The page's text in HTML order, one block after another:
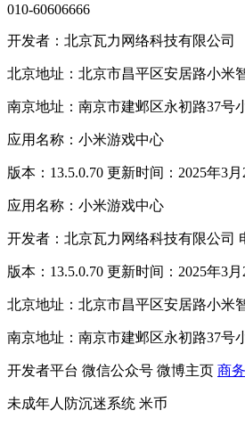
010-60606666
开发者：北京瓦力网络科技有限公司
北京地址：北京市昌平区安居路小米
南京地址：南京市建邺区永初路37号
应用名称：小米游戏中心
版本：13.5.0.70 更新时间：2025年3月
应用名称：小米游戏中心
开发者：北京瓦力网络科技有限公司
版本：13.5.0.70 更新时间：2025年3月
北京地址：北京市昌平区安居路小米
南京地址：南京市建邺区永初路37号
开发者平台 微信公众号 微博主页 商
未成年人防沉迷系统 米币